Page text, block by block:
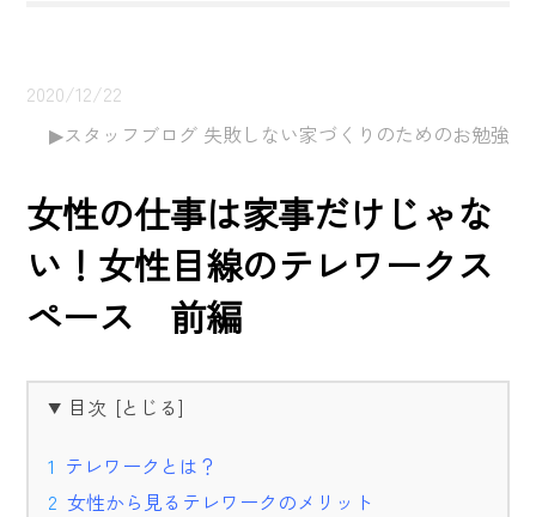
2020/12/22
スタッフブログ 失敗しない家づくりのためのお勉強
女性の仕事は家事だけじゃな
い！女性目線のテレワークス
ペース 前編
目次
テレワークとは？
女性から見るテレワークのメリット